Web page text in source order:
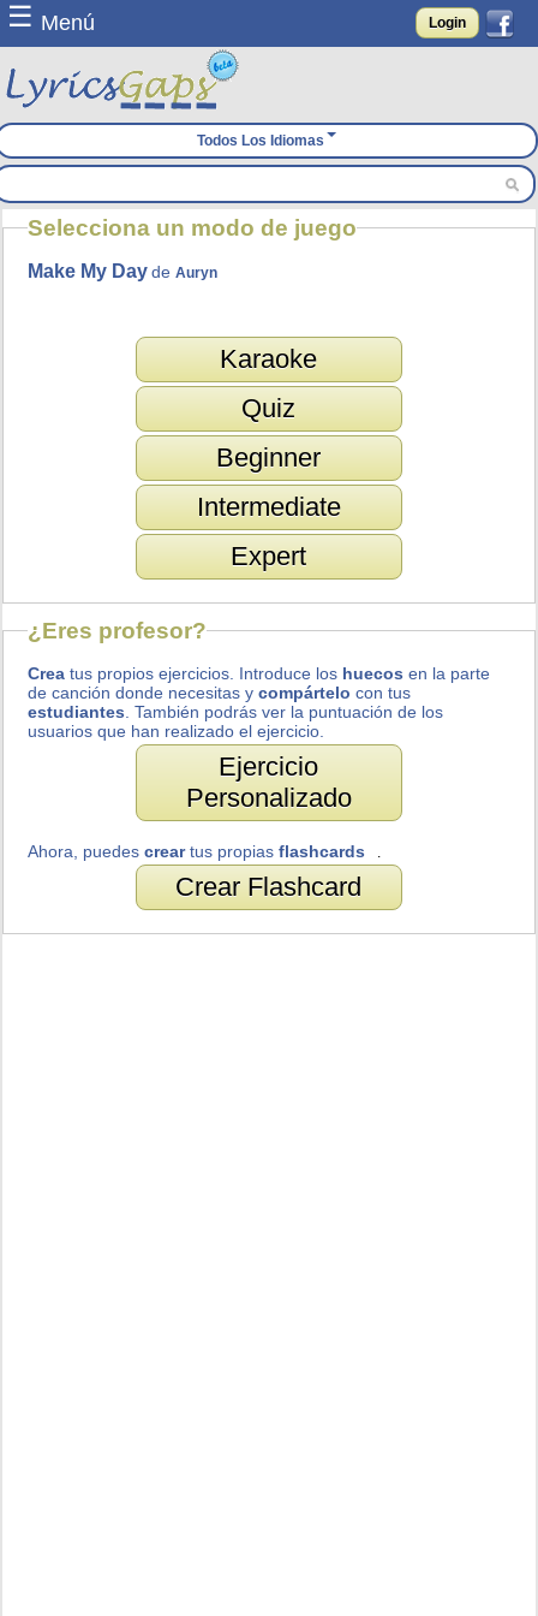
☰ Menú Login
Todos Los Idiomas
Selecciona un modo de juego
Make My Day deAuryn
Karaoke
Quiz
Beginner
Intermediate
Expert
¿Eres profesor?
Crea tus propios ejercicios. Introduce los huecos en la parte
de canción donde necesitas ycompártelo con tus
estudiantes . También podrás ver la puntuación de los
usuarios que han realizado el ejercicio.
Ejercicio
Personalizado
Ahora, puedescreartus propiasflashcards
Crear Flashcard